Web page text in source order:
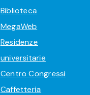
Biblioteca
MegaWeb
Residenze
universitarie
Centro Congressi
Caffetteria